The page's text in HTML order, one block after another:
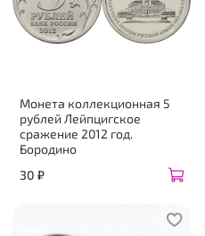
Монета коллекционная 5
рублей Лейпцигское
сражение 2012 год.
Бородино
30 ₽